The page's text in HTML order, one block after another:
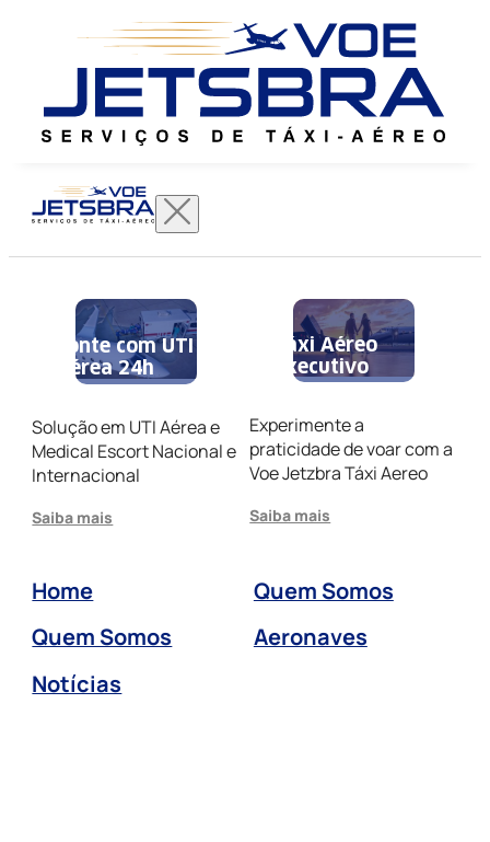
Conte com UTI
Aérea 24h
Solução em UTI Aérea e
Medical Escort Nacional e
Internacional
Saiba mais
Táxi Aéreo
Executivo
Experimente a
praticidade de voar com a
Voe Jetzbra Táxi Aereo
Saiba mais
Home
Quem Somos
Quem Somos
Aeronaves
Notícias